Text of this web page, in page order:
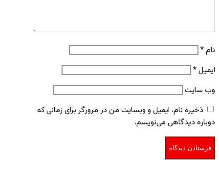
نام*
ایمیل*
وب‌ سایت
ذخیره نام، ایمیل و وبسایت من در مرورگر برای زمانی که
دوباره دیدگاهی می‌نویسم.